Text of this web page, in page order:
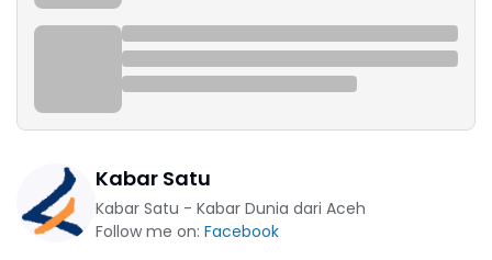
Kabar Satu
Kabar Satu - Kabar Dunia dari Aceh
Follow me on: Facebook